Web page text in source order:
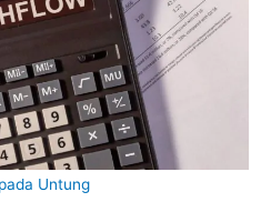
Untung